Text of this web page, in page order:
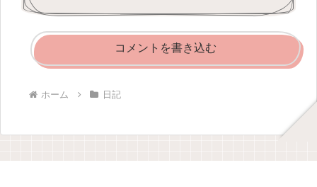
コメントを書き込む
ホーム 日記